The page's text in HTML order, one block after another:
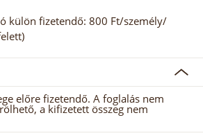
külön fizetendő: 800 Ft/személy/
előre fizetendő. A foglalás nem
a kifizetett összeg nem